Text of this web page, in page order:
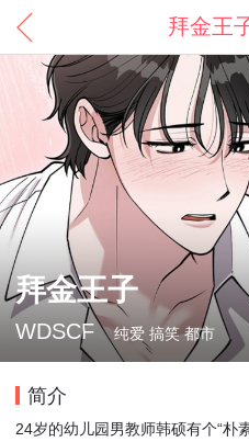
拜金王
拜金王子
WDSCF 纯爱 搞笑 都市
简介
24岁的幼儿园男教师韩硕有个“